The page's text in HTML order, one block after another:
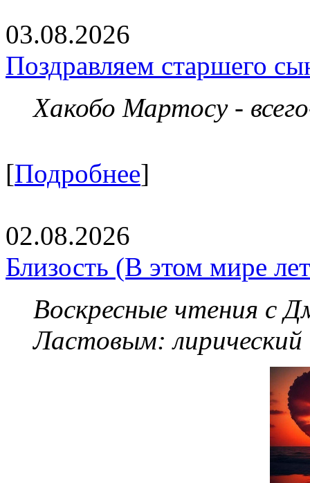
03.08.2026
Поздравляем старшего
Хакобо Мартосу -
[Подробнее]
02.08.2026
Близость (В этом мире
Воскресные чтения с
Ластовым: